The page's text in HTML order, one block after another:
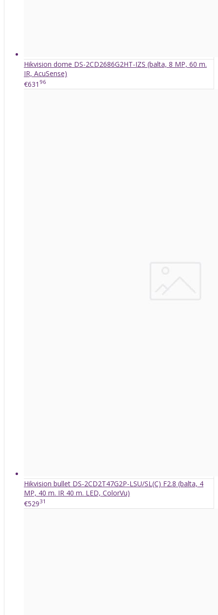
Hikvision dome DS-2CD2686G2HT-IZS (balta, 8 MP, 60 m.
IR, AcuSense)
€631 96
Hikvision bullet DS-2CD2T47G2P-LSU/SL(C) F2.8 (balta, 4
MP, 40 m. IR 40 m. LED, ColorVu)
€52931